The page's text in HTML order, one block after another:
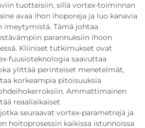
tuotteisiin, sillä vortex-toiminnan
avaa ihon ihoporeja ja luo kanavia
imeytymistä. Tämä johtaa
parannuksiin ihoon
Kliiniset tutkimukset ovat
fuusioteknologia saavuttaa
ylittää perinteiset menetelmät,
korkeampia pitoisuuksia
Ammattimainen
reaaliaikaiset
seuraavat vortex-parametrejä ja
hoitoprosessin kaikissa istunnoissa